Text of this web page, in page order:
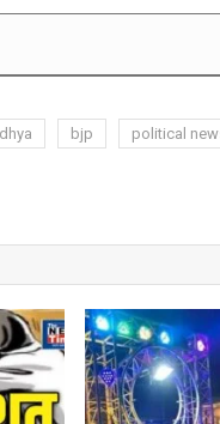
bjp political